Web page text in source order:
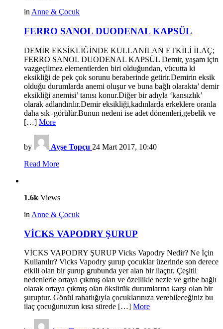
in Anne & Çocuk
FERRO SANOL DUODENAL KAPSÜL
DEMİR EKSİKLİĞİNDE KULLANILAN ETKİLİ İLAÇ;
FERRO SANOL DUODENAL KAPSÜL Demir, yaşam için
vazgeçilmez elementlerden biri olduğundan, vücutta ki
eksikliği de pek çok sorunu beraberinde getirir.Demirin eksik
olduğu durumlarda anemi oluşur ve buna bağlı olarakta’ demir
eksikliği anemisi’ tanısı konur.Diğer bir adıyla ‘kansızlık’
olarak adlandırılır.Demir eksikliği,kadınlarda erkeklere oranla
daha sık görülür.Bunun nedeni ise adet dönemleri,gebelik ve
[…] More
by Ayşe Topçu 24 Mart 2017, 10:40
Read More
1.6k Views
in Anne & Çocuk
VİCKS VAPODRY ŞURUP
VİCKS VAPODRY ŞURUP Vicks Vapodry Nedir? Ne İçin
Kullanılır? Vicks Vapodry şurup çocuklar üzerinde son derece
etkili olan bir şurup grubunda yer alan bir ilaçtır. Çeşitli
nedenlerle ortaya çıkmış olan ve özellikle nezle ve gribe bağlı
olarak ortaya çıkmış olan öksürük durumlarına karşı olan bir
şuruptur. Gönül rahatlığıyla çocuklarınıza verebileceğiniz bu
ilaç çocuğunuzun kısa sürede […] More